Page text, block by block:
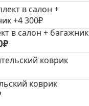
в салон + багажник
коврик